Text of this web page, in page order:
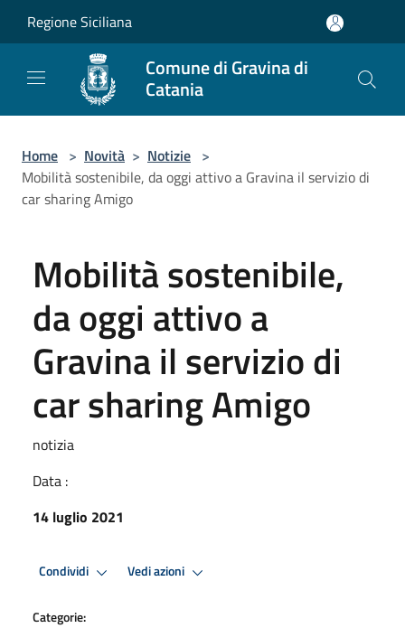
Regione Siciliana
Comune di Gravina di
Catania
Home > Novità > Notizie >
Mobilità sostenibile, da oggi attivo a Gravina il servizio di
car sharing Amigo
Mobilità sostenibile,
da oggi attivo a
Gravina il servizio di
car sharing Amigo
notizia
Data :
14 luglio 2021
Condividi Vedi azioni
Categorie: